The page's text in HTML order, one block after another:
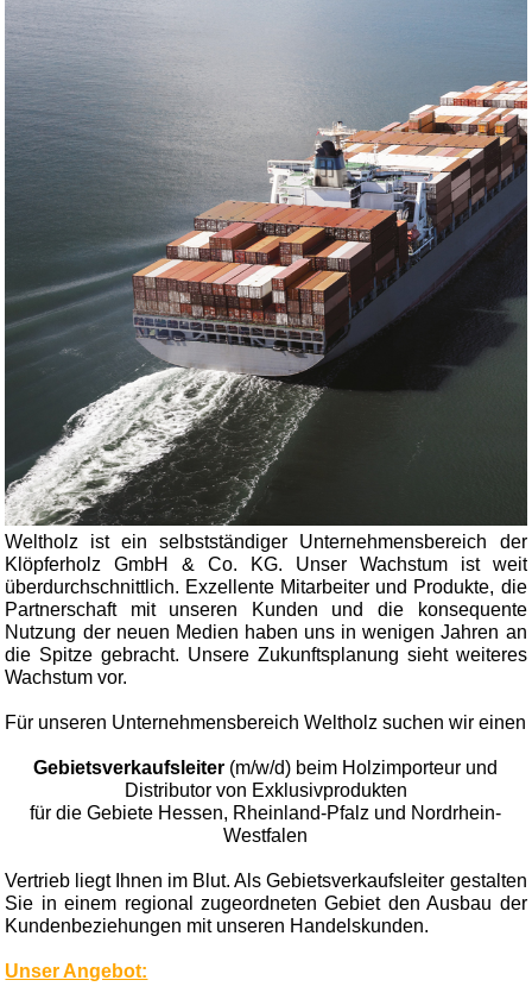
Weltholz ist ein selbstständiger Unternehmensbereich der
Klöpferholz GmbH & Co. KG. Unser Wachstum ist weit
überdurchschnittlich. Exzellente Mitarbeiter und Produkte, die
Partnerschaft mit unseren Kunden und die konsequente
Nutzung der neuen Medien haben uns in wenigen Jahren an
die Spitze gebracht. Unsere Zukunftsplanung sieht weiteres
Wachstum vor.
Für unseren Unternehmensbereich Weltholz suchen wir einen
Gebietsverkaufsleiter (m/w/d) beim Holzimporteur und
Distributor von Exklusivprodukten
für die Gebiete Hessen, Rheinland-Pfalz und Nordrhein-
Westfalen
Vertrieb liegt Ihnen im Blut. Als Gebietsverkaufsleiter gestalten
Sie in einem regional zugeordneten Gebiet den Ausbau der
Kundenbeziehungen mit unseren Handelskunden.
Unser Angebot: